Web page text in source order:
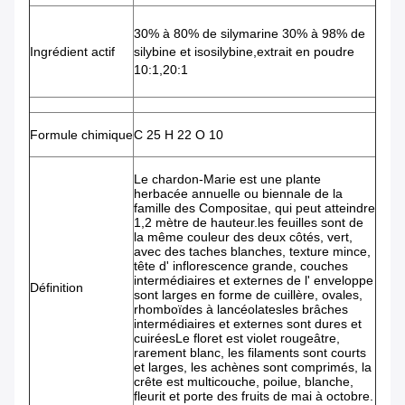
Ingrédient actif
30% à 80% de silymarine 30% à 98% de
silybine et isosilybine,extrait en poudre
10:1,20:1
Formule chimiqueC 25 H 22 O 10
Définition
Le chardon-Marie est une plante
herbacée annuelle ou biennale de la
famille des Compositae, qui peut atteindre
1,2 mètre de hauteur.les feuilles sont de
la même couleur des deux côtés, vert,
avec des taches blanches, texture mince,
tête d' inflorescence grande, couches
intermédiaires et externes de l' enveloppe
sont larges en forme de cuillère, ovales,
rhomboïdes à lancéolatesles brâches
intermédiaires et externes sont dures et
cuiréesLe floret est violet rougeâtre,
rarement blanc, les filaments sont courts
et larges, les achènes sont comprimés, la
crête est multicouche, poilue, blanche,
fleurit et porte des fruits de mai à octobre.